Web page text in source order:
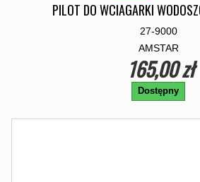
PILOT DO WCIAGARKI
27-9000
AMSTAR
165,00 zł
Dostępny